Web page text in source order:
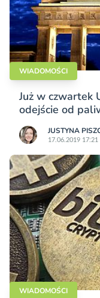
WIADOMOŚCI
Już w czwartek
odejście od
JUSTYNA
17.06.2019 17:21
WIADOMOŚCI